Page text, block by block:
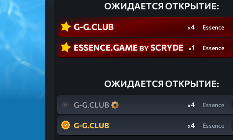
ОЖИДАЕТСЯ ОТКРЫТИЕ:
G-G.CLUB x4 Essence
ESSENCE.GAME ʙʏ SCRYDE x1 Essence
ОЖИДАЕТСЯ ОТКРЫТИЕ:
G-G.CLUB x4 Essence
G-G.CLUB x4 Essence